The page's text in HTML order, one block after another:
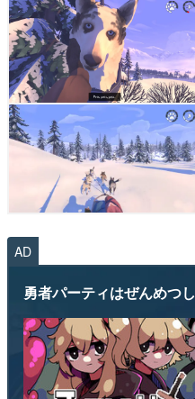
AD
勇者パーティはぜんめつし